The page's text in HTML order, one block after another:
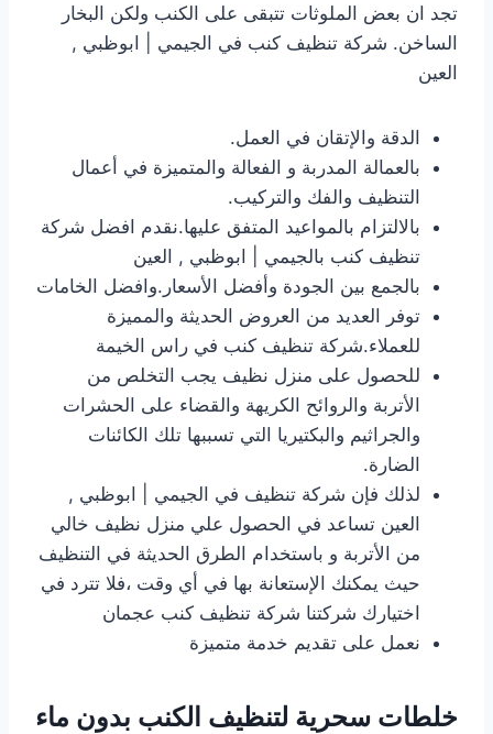
تجد ان بعض الملوثات تتبقى على الكنب ولكن البخار
الساخن. شركة تنظيف كنب في الجيمي | ابوظبي ,
العين
الدقة والإتقان في العمل.
بالعمالة المدربة و الفعالة والمتميزة في أعمال
التنظيف والفك والتركيب.
بالالتزام بالمواعيد المتفق عليها.نقدم افضل شركة
تنظيف كنب بالجيمي | ابوظبي , العين
بالجمع بين الجودة وأفضل الأسعار.وافضل الخامات
توفر العديد من العروض الحديثة والمميزة
للعملاء.شركة تنظيف كنب في راس الخيمة
للحصول على منزل نظيف يجب التخلص من
الأتربة والروائح الكريهة والقضاء على الحشرات
والجراثيم والبكتيريا التي تسببها تلك الكائنات
الضارة.
لذلك فإن شركة تنظيف في الجيمي | ابوظبي ,
العين تساعد في الحصول علي منزل نظيف خالي
من الأتربة و باستخدام الطرق الحديثة في التنظيف
حيث يمكنك الإستعانة بها في أي وقت ،فلا تترد في
اختيارك شركتنا شركة تنظيف كنب عجمان
نعمل على تقديم خدمة متميزة
خلطات سحرية لتنظيف الكنب بدون ماء